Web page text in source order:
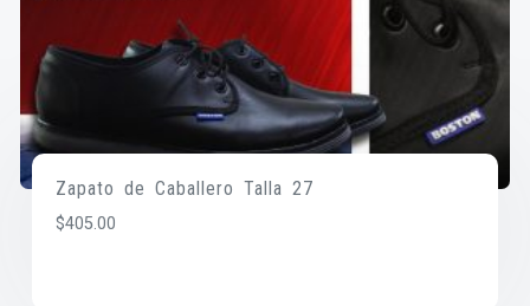
Zapato de Caballero Talla 27
$405.00